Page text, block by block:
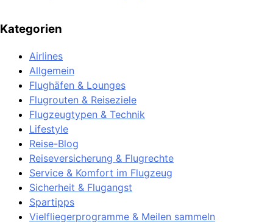
beliebtesten Shops in Deutschland
Kategorien
Airlines
Allgemein
Flughäfen & Lounges
Flugrouten & Reiseziele
Flugzeugtypen & Technik
Lifestyle
Reise-Blog
Reiseversicherung & Flugrechte
Service & Komfort im Flugzeug
Sicherheit & Flugangst
Spartipps
Vielfliegerprogramme & Meilen sammeln